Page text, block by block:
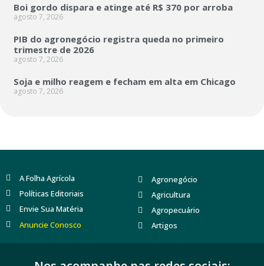
Boi gordo dispara e atinge até R$ 370 por arroba
agosto 7, 2026
PIB do agronegócio registra queda no primeiro
trimestre de 2026
agosto 7, 2026
Soja e milho reagem e fecham em alta em Chicago
agosto 7, 2026
A Folha Agrícola
Políticas Editoriais
Envie Sua Matéria
Anuncie Conosco
Agronegócio
Agricultura
Agropecuário
Artigos